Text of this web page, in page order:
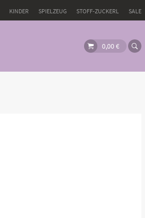
KINDER SPIELZEUG STOFF-ZUCKERL SALE
0,00€